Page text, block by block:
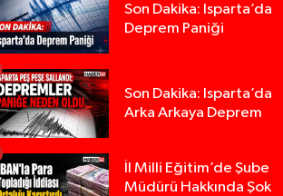
Son Dakika: Isparta’da
Deprem Paniği
Son Dakika: Isparta’da
Arka Arkaya Deprem
İl Milli Eğitim’de Şube
Müdürü Hakkında Şok